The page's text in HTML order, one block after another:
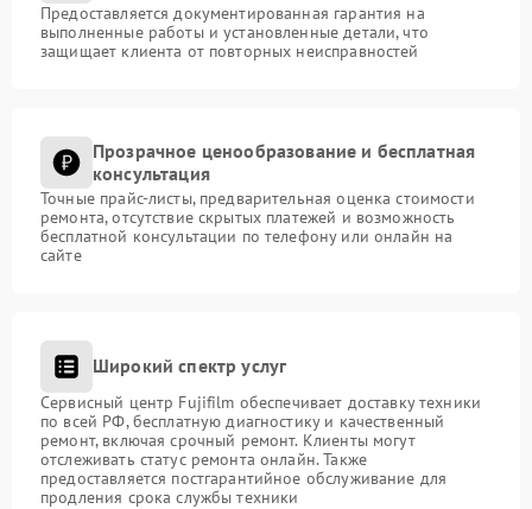
Предоставляется документированная гарантия на
выполненные работы и установленные детали, что
защищает клиента от повторных неисправностей
Прозрачное ценообразование и бесплатная
консультация
Точные прайс-листы, предварительная оценка стоимости
ремонта, отсутствие скрытых платежей и возможность
бесплатной консультации по телефону или онлайн на
сайте
Широкий спектр услуг
Сервисный центр Fujifilm обеспечивает доставку техники
по всей РФ, бесплатную диагностику и качественный
ремонт, включая срочный ремонт. Клиенты могут
отслеживать статус ремонта онлайн. Также
предоставляется постгарантийное обслуживание для
продления срока службы техники